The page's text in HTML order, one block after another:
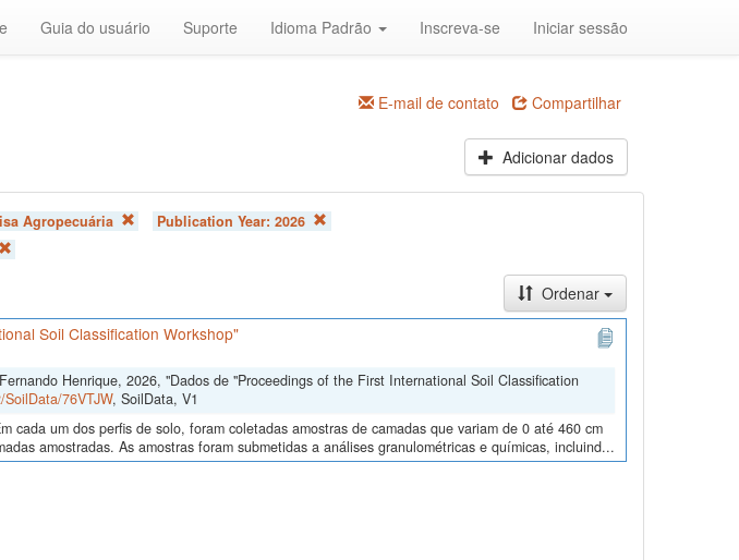
Guia do usuário Suporte Idioma Padrão Inscreva-se Iniciar sessão
E-mail de contato Compartilhar
Adicionar dados
Agropecuária Publication Year: 2026
Ordenar
Soil Classification Workshop"
Henrique, 2026, "Dados de "Proceedings of the First International Soil Classification
76VTJW, SoilData, V1
cada um dos perfis de solo, foram coletadas amostras de camadas que variam de 0 até 460 cm
amostradas. As amostras foram submetidas a análises granulométricas e químicas, incluind...